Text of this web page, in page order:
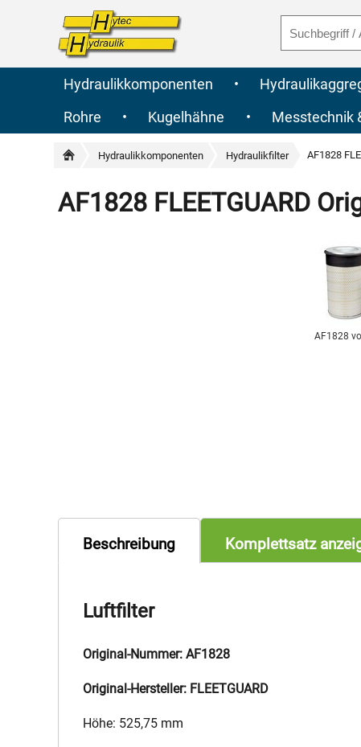
Hydraulikkomponenten •
Rohre
• Kugelhähne • Messtechnik
Hydraulikkomponenten Hydraulikfilter AF1828
AF1828 FLEETGUARD
AF1828
Beschreibung
Luftfilter
Original-Nummer: AF1828
Original-Hersteller: FLEETGUARD
Höhe: 525,75 mm
Komplettsatz